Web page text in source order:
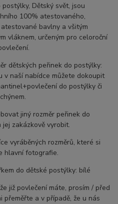
Dětský svět, jsou
100% atestovaného,
bavlny a všitým
vláknem, určeným pro celoroční
dětských peřinek do postýlky:
v naší nabídce můžete dokoupit
do postýlky či
jiný rozměr peřinek do
zakázkově vyrobit.
vyráběných rozměrů, které si
hlavní fotografie.
do dětské postýlky: bílé
již povlečení máte, prosím / před
přeměřte a v případě, že u nás